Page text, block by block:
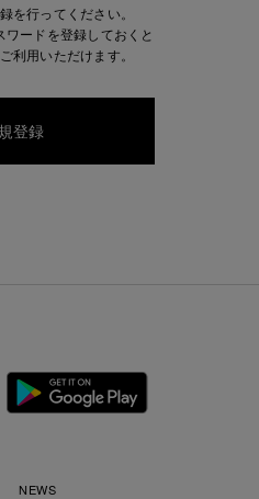
を行ってください。
ワードを登録しておくと
利用いただけます。
NEWS